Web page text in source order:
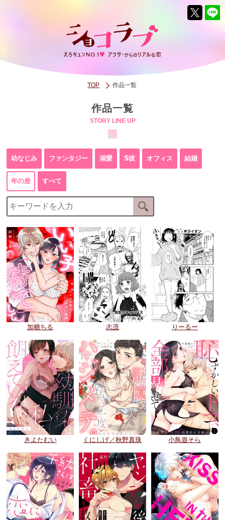
TOP 作品一覧
作品一覧
STORY LINE UP
幼なじみ ファンタジー 溺愛 S彼 オフィス 結婚
年の差 すべて
加糖ちる 志茂 りーるー
きよたむい くにしげ／秋野真珠 小鳥遊そら